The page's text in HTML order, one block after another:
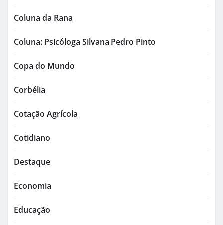
Coluna da Rana
Coluna: Psicóloga Silvana Pedro Pinto
Copa do Mundo
Corbélia
Cotação Agrícola
Cotidiano
Destaque
Economia
Educação